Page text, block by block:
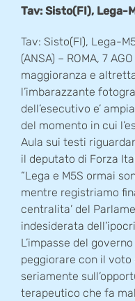
Tav: Sisto(FI), Lega-
Tav: Sisto(FI), Lega-
(ANSA) – ROMA, 7
maggioranza e
l’imbarazzante
dell’esecutivo e’
del momento in cui
Aula sui testi
il deputato di Forza
“Lega e M5S ormai
mentre registriamo
centralita’ del
indesiderata
L’impasse del
peggiorare con il voto
seriamente
terapeutico che fa